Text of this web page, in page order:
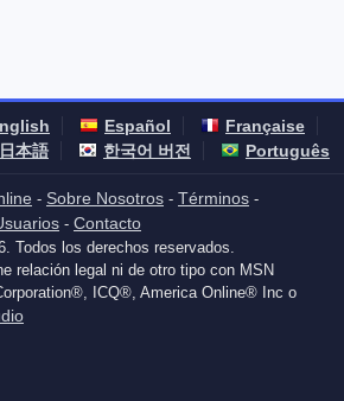
Español
Française
日本語 한국어 버전 Português
- Sobre Nosotros - Términos -
- Contacto
Todos los derechos reservados.
relación legal ni de otro tipo con MSN
ICQ®, America Online® Inc o